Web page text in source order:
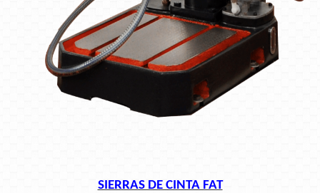
SIERRAS DE CINTA FAT